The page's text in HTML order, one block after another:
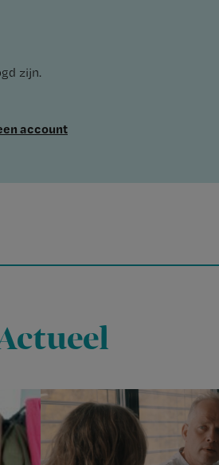
zijn.
account